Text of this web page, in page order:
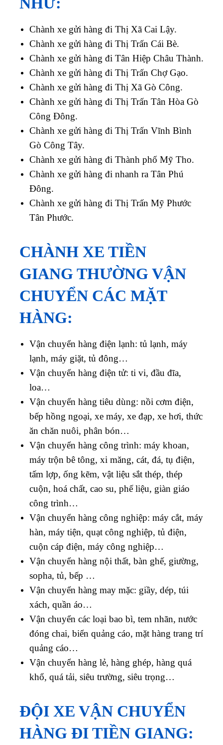
Chành xe gửi hàng đi Thị Xã Cai Lậy.
Chành xe gửi hàng đi Thị Trấn Cái Bè.
Chành xe gửi hàng đi Tân Hiệp Châu Thành.
Chành xe gửi hàng đi Thị Trấn Chợ Gạo.
Chành xe gửi hàng đi Thị Xã Gò Công.
Chành xe gửi hàng đi Thị Trấn Tân Hòa Gò
Công Đông.
Chành xe gửi hàng đi Thị Trấn Vĩnh Bình
Gò Công Tây.
Chành xe gửi hàng đi Thành phố Mỹ Tho.
Chành xe gửi hàng đi nhanh ra Tân Phú
Đông.
Chành xe gửi hàng đi Thị Trấn Mỹ Phước
Tân Phước.
CHÀNH XE TIỀN
GIANG THƯỜNG VẬN
CHUYỂN CÁC MẶT
HÀNG:
Vận chuyển hàng điện lạnh: tủ lạnh, máy
lạnh, máy giặt, tủ đông…
Vận chuyển hàng điện tử: ti vi, đầu đĩa,
loa…
Vận chuyển hàng tiêu dùng: nồi cơm điện,
bếp hồng ngoại, xe máy, xe đạp, xe hơi, thức
ăn chăn nuôi, phân bón…
Vận chuyển hàng công trình: máy khoan,
máy trộn bê tông, xi măng, cát, đá, tụ điện,
tấm lợp, ống kẽm, vật liệu sắt thép, thép
cuộn, hoá chất, cao su, phế liệu, giàn giáo
công trình…
Vận chuyển hàng công nghiệp: máy cắt, máy
hàn, máy tiện, quạt công nghiệp, tủ điện,
cuộn cáp điện, máy công nghiệp…
Vận chuyển hàng nội thất, bàn ghế, giường,
sopha, tủ, bếp …
Vận chuyển hàng may mặc: giầy, dép, túi
xách, quần áo…
Vận chuyển các loại bao bì, tem nhãn, nước
đóng chai, biển quảng cáo, mặt hàng trang trí
quảng cáo…
Vận chuyển hàng lẻ, hàng ghép, hàng quá
khổ, quá tải, siêu trường, siêu trọng…
ĐỘI XE VẬN CHUYỂN
HÀNG ĐI TIỀN GIANG: